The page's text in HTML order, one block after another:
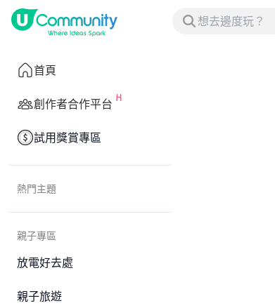
首頁
創作者合作平台
試用獎賞專區
熱門主題
親子專區
放電好去處
親子旅遊